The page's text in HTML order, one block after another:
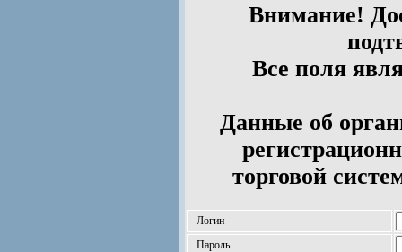
Внимание!
Все поля
Данные об
торговой
Логин
Пароль